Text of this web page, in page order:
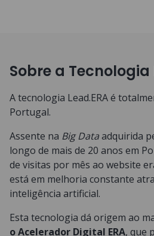
Sobre a Tecnologia
A tecnologia Lead.ERA é
Portugal.
Assente na Big Dataadquirida
longo de mais de 20 anos em
de visitas por mês ao website
está em melhoria constante
inteligência artificial.
Esta tecnologia dá origem ao
o Acelerador Digital ERA, que